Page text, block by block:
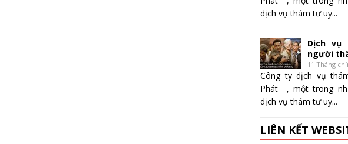
dịch vụ thám tư uy...
Dịch
người
11 Tháng
Công ty dịch vụ
Phát , một trong
dịch vụ thám tư uy...
LIÊN KẾT